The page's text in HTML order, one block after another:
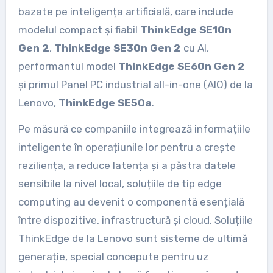
bazate pe inteligența artificială, care include
modelul compact și fiabil ThinkEdge SE10n
Gen 2, ThinkEdge SE30n Gen 2 cu AI,
performantul model ThinkEdge SE60n Gen 2
și primul Panel PC industrial all-in-one (AIO) de la
Lenovo, ThinkEdge SE50a.
Pe măsură ce companiile integrează informațiile
inteligente în operațiunile lor pentru a crește
reziliența, a reduce latența și a păstra datele
sensibile la nivel local, soluțiile de tip edge
computing au devenit o componentă esențială
între dispozitive, infrastructură și cloud. Soluțiile
ThinkEdge de la Lenovo sunt sisteme de ultimă
generație, special concepute pentru uz